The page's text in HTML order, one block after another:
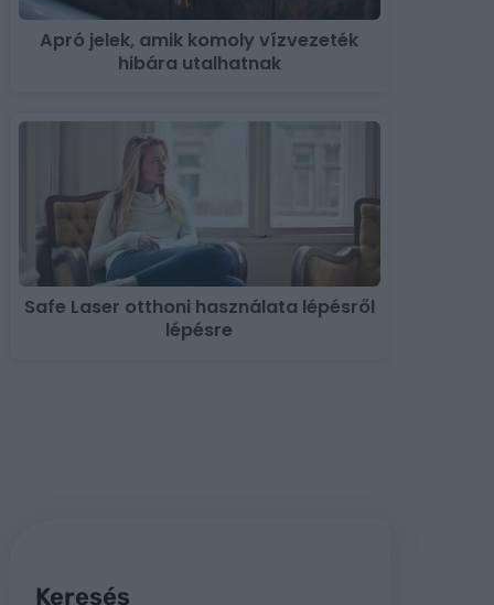
Apró jelek, amik komoly vízvezeték
hibára utalhatnak
Safe Laser otthoni használata lépésről
lépésre
Keresés